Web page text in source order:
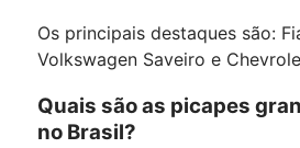
Os principais destaques são:
Volkswagen Saveiro e
Quais são as picapes
no Brasil?